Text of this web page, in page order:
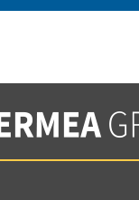
e-mail
с нашей